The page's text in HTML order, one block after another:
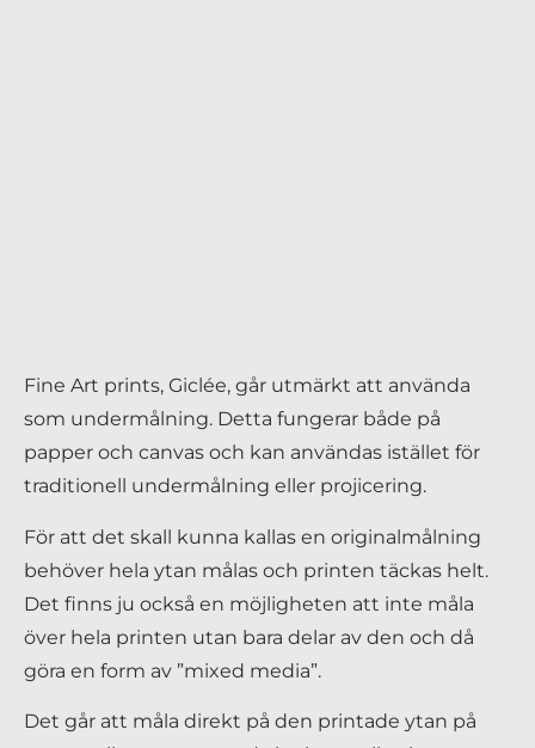
Fine Art prints, Giclée, går utmärkt att använda
som undermålning. Detta fungerar både på
papper och canvas och kan användas istället för
traditionell undermålning eller projicering.
För att det skall kunna kallas en originalmålning
behöver hela ytan målas och printen täckas helt.
Det finns ju också en möjligheten att inte måla
över hela printen utan bara delar av den och då
göra en form av ”mixed media”.
Det går att måla direkt på den printade ytan på